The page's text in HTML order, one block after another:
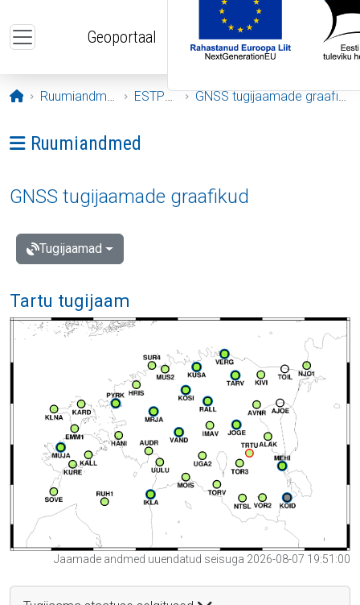
Geoportaal
Avaleht
Ruumiandmed ESTPOS GNSS tugijaamade graafikud
Ava menüü: Ruumiandmed
Ruumiandmed
GNSS tugijaamade graafikud
Tugijaamad
Tartu tugijaam
Jaamade andmed uuendatud seisuga 2026-08-07 19:51:00